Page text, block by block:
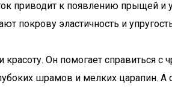
приводит к появлению прыщей и
покрову эластичность и
Он помогает справиться с
шрамов и мелких царапин. А